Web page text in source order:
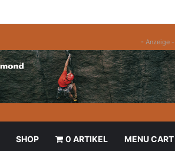
- Anzeige -
SHOP 0 ARTIKEL MENU CART